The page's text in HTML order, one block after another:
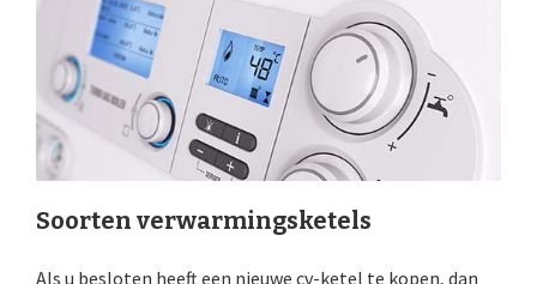
Soorten verwarmingsketels
Als u besloten heeft een nieuwe cv-ketel te kopen, dan